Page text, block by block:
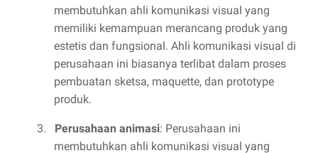
membutuhkan ahli komunikasi visual yang
memiliki kemampuan merancang produk yang
estetis dan fungsional. Ahli komunikasi visual di
perusahaan ini biasanya terlibat dalam proses
pembuatan sketsa, maquette, dan prototype
produk.
3. Perusahaan animasi: Perusahaan ini
membutuhkan ahli komunikasi visual yang